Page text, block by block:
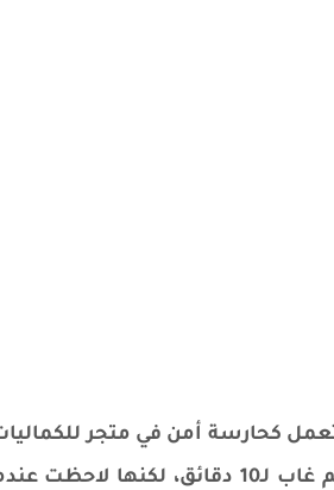
كحارسة أمن في متجر
بدأت عندما دخل الشاب من البوابة مبتسماً ثم غاب